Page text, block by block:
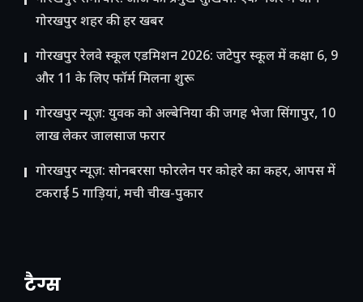
गोरखपुर शहर की हर खबर
गोरखपुर रेलवे स्कूल एडमिशन 2026: जटेपुर स्कूल में कक्षा 6, 9
और 11 के लिए फॉर्म मिलना शुरू
गोरखपुर न्यूज़: युवक को अल्बेनिया की जगह भेजा सिंगापुर, 10
लाख लेकर जालसाज फरार
गोरखपुर न्यूज़: सोनबरसा फोरलेन पर कोहरे का कहर, आपस में
टकराईं 5 गाड़ियां, मची चीख-पुकार
टैग्स